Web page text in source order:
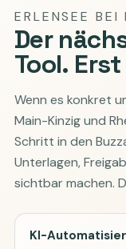
ERLENSEE BEI
Der
Tool.
Wenn es konkret
Main-Kinzig und
Schritt in den
Unterlagen,
sichtbar machen.
KI-